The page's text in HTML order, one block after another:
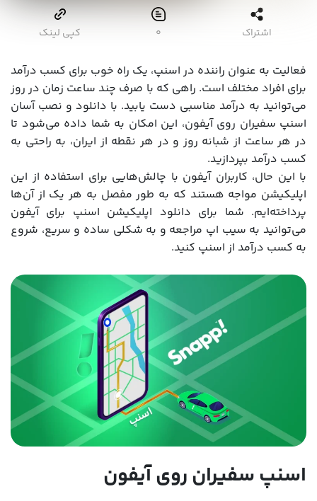
اشتراک ۰ کپی لینک
فعالیت به عنوان راننده در اسنپ، یک راه خوب برای کسب‌ درآمد
برای افراد مختلف است. راهی که با صرف چند ساعت زمان در روز
می‌توانید به درآمد مناسبی دست یابید. با دانلود و نصب آسان
اسنپ سفیران روی آیفون، این امکان به شما داده می‌شود تا
در هر ساعت از شبانه روز و در هر نقطه از ایران، به راحتی به
کسب درآمد بپردازید.
با این حال، کاربران آیفون با چالش‌هایی برای استفاده از این
اپلیکیشن مواجه هستند که به طور مفصل به هر یک از آن‌ها
پرداخته‌ایم. شما برای دانلود اپلیکیشن اسنپ برای آیفون
می‌توانید به سیب اپ مراجعه و به شکلی ساده و سریع، شروع
به کسب درآمد از اسنپ کنید.
اسنپ سفیران روی آیفون